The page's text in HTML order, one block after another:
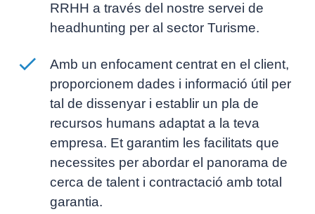
RRHH a través del nostre servei de
headhunting per al sector Turisme.
Amb un enfocament centrat en el client,
proporcionem dades i informació útil per
tal de dissenyar i establir un pla de
recursos humans adaptat a la teva
empresa. Et garantim les facilitats que
necessites per abordar el panorama de
cerca de talent i contractació amb total
garantia.